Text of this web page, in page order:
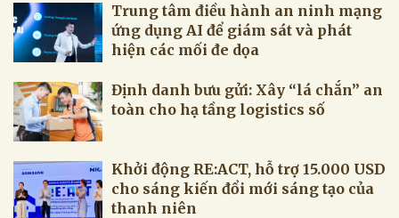
Trung tâm điều hành an ninh mạng
ứng dụng AI để giám sát và phát
hiện các mối đe dọa
Định danh bưu gửi: Xây “lá chắn” an
toàn cho hạ tầng logistics số
Khởi động RE:ACT, hỗ trợ 15.000 USD
cho sáng kiến đổi mới sáng tạo của
thanh niên